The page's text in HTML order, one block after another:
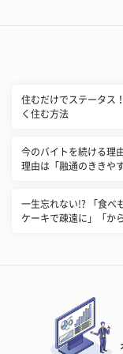
住むだけでステータス
く住む方法
今のバイトを続ける理
理由は「融通のききやす
一生忘れない!? 「食べ
ケーキで疎遠に」「か